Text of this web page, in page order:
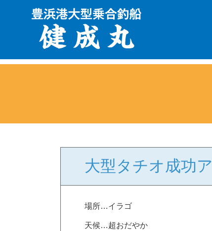
大型タチオ成功
場所…イラゴ
天候…超おだやか